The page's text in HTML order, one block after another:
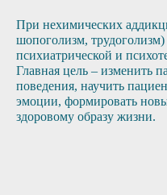
При нехимических
шопоголизм, трудоголизм)
психиатрической и
Главная цель – изменить
поведения, научить
эмоции, формировать
здоровому образу жизни.